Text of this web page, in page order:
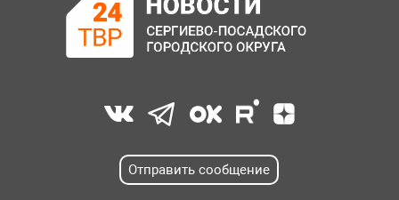
Отправить сообщение